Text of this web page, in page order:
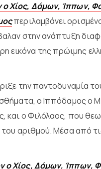
Δάμων, Ίππων,
περιλαμβάνει
στην ανάπτυξη
της πρώιμης
την παντοδυναμία
ο Ιππόδαμος ο
ο Φιλόλαος, που
αριθμού. Μέσα από
Χίος, Δάμων, Ίππων,